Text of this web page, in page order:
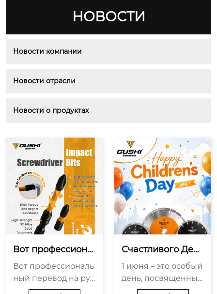
НОВОСТИ
Новости компании
Новости отрасли
Новости о продуктах
Вот профессиона
льный перевод н
а русский язык, а
даптированный д
Вот профессиональ
ный перевод на рус
ский язык, адаптир
Счастливого Ден
я детей! Праздни
к радости и напо
минание о надеж
1 июня – это особый
день, посвященный
исключительно дет